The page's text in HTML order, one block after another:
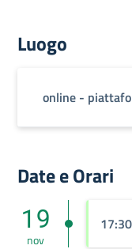
Luogo
online -
Date e Orari
19
nov
17:30